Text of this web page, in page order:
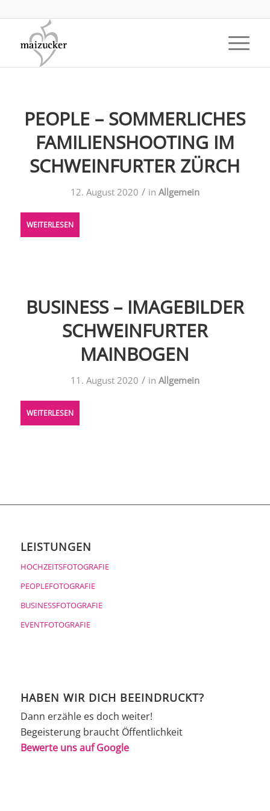
PEOPLE – SOMMERLICHES
FAMILIENSHOOTING IM
SCHWEINFURTER ZÜRCH
12. August 2020 / in Allgemein
WEITERLESEN
BUSINESS – IMAGEBILDER
SCHWEINFURTER
MAINBOGEN
11. August 2020 / in Allgemein
WEITERLESEN
LEISTUNGEN
HOCHZEITSFOTOGRAFIE
PEOPLEFOTOGRAFIE
BUSINESSFOTOGRAFIE
EVENTFOTOGRAFIE
HABEN WIR DICH BEEINDRUCKT?
Dann erzähle es doch weiter!
Begeisterung braucht Öffentlichkeit
Bewerte uns auf Google